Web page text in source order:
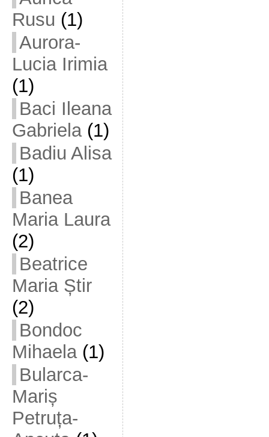
Rusu (1)
Aurora-
Lucia Irimia
(1)
Baci Ileana
Gabriela(1)
Badiu Alisa
(1)
Banea
Maria Laura
(2)
Beatrice
Maria Știr
(2)
Bondoc
Mihaela(1)
Bularca-
Mariș
Petruța-